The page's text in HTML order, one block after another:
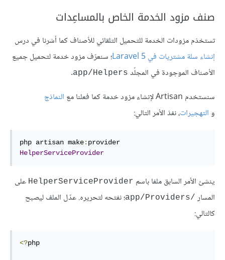
صنف مزود الخدمة الخاص بالمساعِدات
تستخدَم مزودات الخدمة للتحميل التلقائي للأصناف كما أشرنا في درس
إنشاء سلة مشتريات في Laravel 5
؛ سنعرّف مزود خدمة لتحميل جميع
الأصناف الموجودة في المجلّد app/Helpers
.
سنستخدم Artisan لإنشاء مزود خدمة كما فعلنا مع
النماذج
والتهجيرات، نفذ الأمر التالي:
php artisan make:
HelperServiceProvider
ينشئ الأمر السابق ملفا باسم HelperServiceProvider على
المسار /app/Providers
؛ نفتحه لتحريره. عدّل الملف ليصبح
كالتالي:
<?php